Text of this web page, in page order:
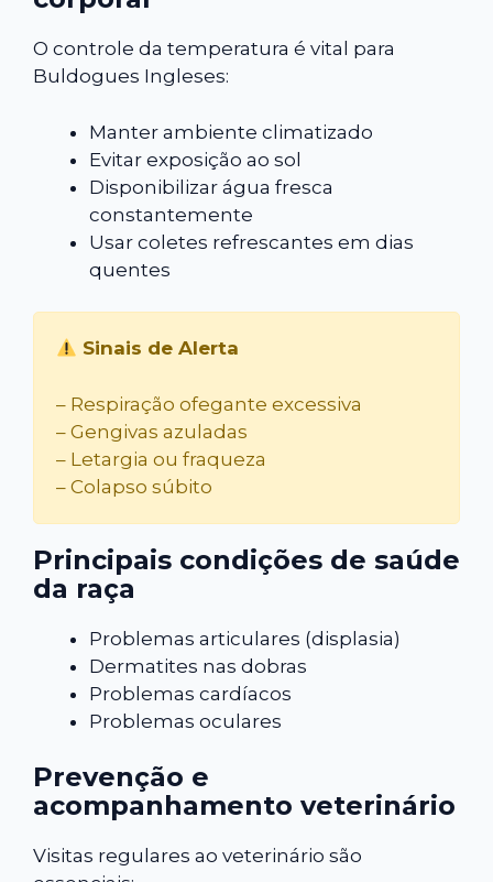
O controle da temperatura é vital para
Buldogues Ingleses:
Manter ambiente climatizado
Evitar exposição ao sol
Disponibilizar água fresca
constantemente
Usar coletes refrescantes em dias
quentes
Sinais de Alerta
– Respiração ofegante excessiva
– Gengivas azuladas
– Letargia ou fraqueza
– Colapso súbito
Principais condições de saúde
da raça
Problemas articulares (displasia)
Dermatites nas dobras
Problemas cardíacos
Problemas oculares
Prevenção e
acompanhamento veterinário
Visitas regulares ao veterinário são